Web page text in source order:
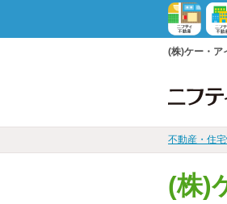
(株)ケー・ア
不動産・住
(株)